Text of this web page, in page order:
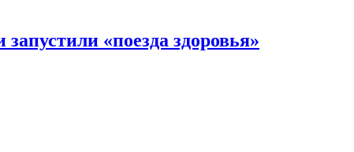
«поезда здоровья»